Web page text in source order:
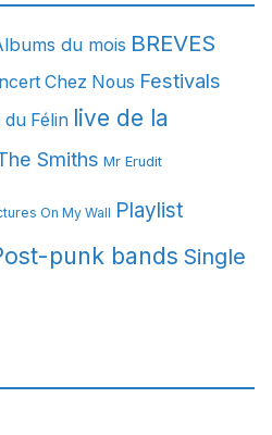
du mois BREVES
Chez Nous Festivals
du Félin live de la
Smiths Mr Erudit
On My Wall Playlist
punk bands Single